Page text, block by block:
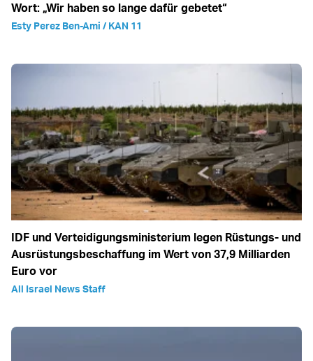
Wort: „Wir haben so lange dafür gebetet“
Esty Perez Ben-Ami / KAN 11
IDF und Verteidigungsministerium legen Rüstungs- und
Ausrüstungsbeschaffung im Wert von 37,9 Milliarden
Euro vor
All Israel News Staff